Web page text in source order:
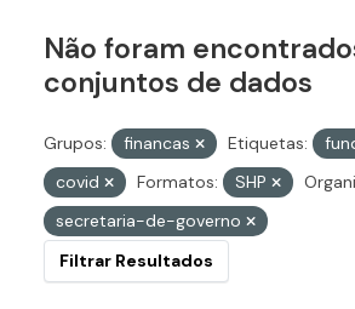
Não foram
conjuntos de dados
Grupos: financas Etiquetas:
covid
Formatos: SHP
secretaria-de-governo
Filtrar Resultados